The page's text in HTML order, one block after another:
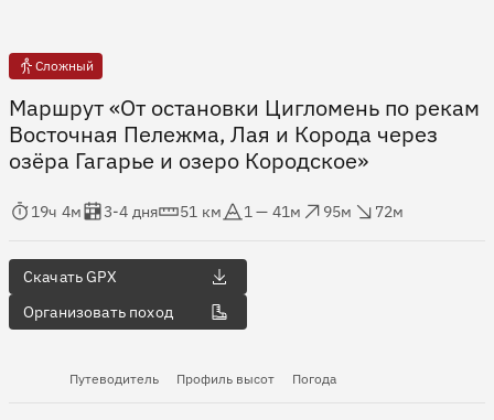
Сложный
Маршрут «От остановки Цигломень по рекам
Восточная Пележма, Лая и Корода через
озёра Гагарье и озеро Кородское»
в пути
19ч 4м
Оценка в днях
3-4 дня
Дистанция
51 км
Абсолютная высота
1 — 41м
Набор высоты
95м
Сброс высоты
72м
Скачать GPX
Организовать поход
Путеводитель Профиль высот Погода